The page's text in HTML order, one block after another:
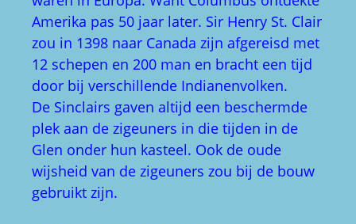
Amerika pas 50 jaar later. Sir Henry St. Clair
zou in 1398 naar Canada zijn afgereisd met
12 schepen en 200 man en bracht een tijd
door bij verschillende Indianenvolken.
De Sinclairs gaven altijd een beschermde
plek aan de zigeuners in die tijden in de
Glen onder hun kasteel. Ook de oude
wijsheid van de zigeuners zou bij de bouw
gebruikt zijn.